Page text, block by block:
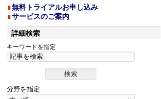
無料トライアルお申し込み
サービスのご案内
詳細検索
キーワードを指定
分野を指定